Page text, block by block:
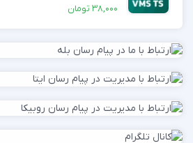
38,000 تومان